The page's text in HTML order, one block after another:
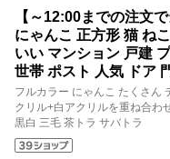
【～12:00までの注文
にゃんこ 正方形 猫 ね
いい マンション 戸建
世帯 ポスト 人気 ドア
フルカラー にゃんこ たくさん
クリル+白アクリルを重ね合わ
黒白 三毛 茶トラ サバトラ